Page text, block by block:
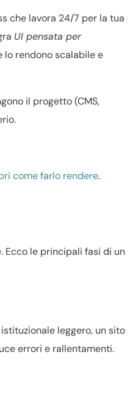
che lavora 24/7 per la tua
UI pensata per
lo rendono scalabile e
il progetto(CMS,
come farlo rendere.
Ecco le principali fasi di un
leggero, un sito
errori e rallentamenti.